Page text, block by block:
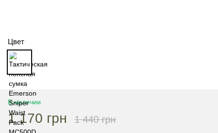
Цвет
В наличии
1 170 грн 1 440 грн